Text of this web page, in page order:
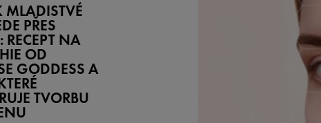
MLADISTVÉ
PŘES
NA
OD
GODDESS A
TVORBU